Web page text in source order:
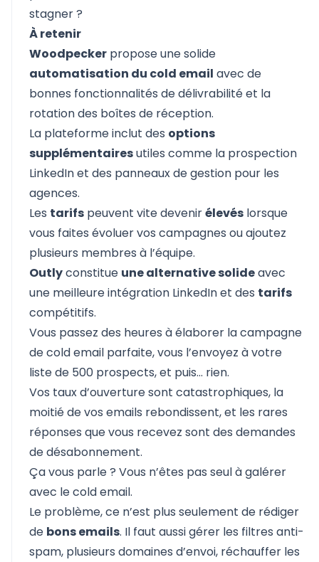
stagner ?
À retenir
Woodpecker propose une solide
automatisation du cold email avec de
bonnes fonctionnalités de délivrabilité et la
rotation des boîtes de réception.
La plateforme inclut des options
supplémentairesutiles comme la prospection
LinkedIn et des panneaux de gestion pour les
agences.
Les tarifs peuvent vite devenirélevés lorsque
vous faites évoluer vos campagnes ou ajoutez
plusieurs membres à l’équipe.
Outlyconstitue une alternative solideavec
une meilleure intégration LinkedIn et des tarifs
compétitifs.
Vous passez des heures à élaborer la campagne
de cold email parfaite, vous l’envoyez à votre
liste de 500 prospects, et puis… rien.
Vos taux d’ouverture sont catastrophiques, la
moitié de vos emails rebondissent, et les rares
réponses que vous recevez sont des demandes
de désabonnement.
Ça vous parle ? Vous n’êtes pas seul à galérer
avec le cold email.
Le problème, ce n’est plus seulement de rédiger
de bons emails. Il faut aussi gérer les filtres anti-
spam, plusieurs domaines d’envoi, réchauffer les